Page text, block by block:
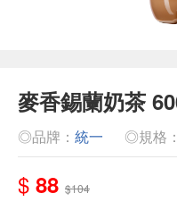
麥香錫蘭奶茶
◎品牌： 統一 ◎規格
$ 88 $104